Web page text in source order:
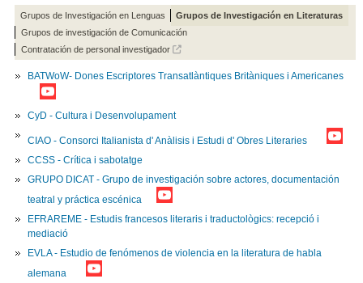
Grupos de Investigación en Lenguas
Grupos de Investigación en Literaturas
Grupos de investigación de Comunicación
Contratación de personal investigador
BATWoW- Dones Escriptores Transatlàntiques Britàniques i Americanes
CyD - Cultura i Desenvolupament
CIAO - Consorci Italianista d' Anàlisis i Estudi d' Obres Literaries
CCSS - Crítica i sabotatge
GRUPO DICAT - Grupo de investigación sobre actores, documentación
teatral y práctica escénica
EFRAREME - Estudis francesos literaris i traductològics: recepció i
mediació
EVLA - Estudio de fenómenos de violencia en la literatura de habla
alemana